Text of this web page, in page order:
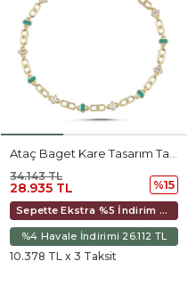
28.935 TL
34.143 TL
%15
Sepette Ekstra %5 İndirim 27.200 TL
%4 Havale İndirimi 26.112 TL
10.378 TL x 3 Taksit